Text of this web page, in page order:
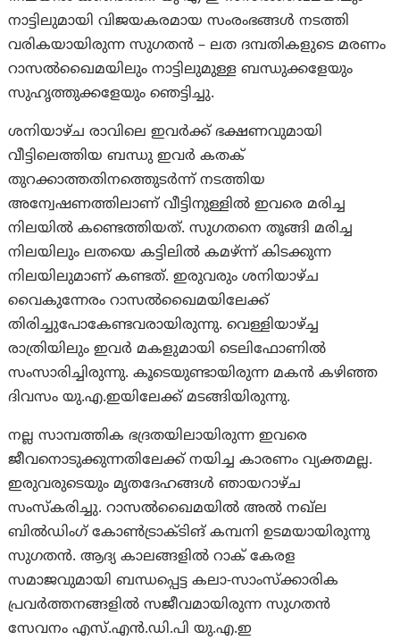
നാട്ടിലുമായി വിജയകരമായ സംരംഭങ്ങള്‍ നടത്തി
വരികയായിരുന്ന സുഗതന്‍ – ലത ദമ്പതികളുടെ മരണം
റാസല്‍‌ഖൈമയിലും നാട്ടിലുമുള്ള ബന്ധുക്കളേയും
സുഹൃത്തുക്കളേയും ഞെട്ടിച്ചു.
ശനിയാഴ്ച രാവിലെ ഇവര്‍ക്ക് ഭക്ഷണവുമായി
വീട്ടിലെത്തിയ ബന്ധു ഇവര്‍ കതക്
തുറക്കാത്തതിനത്തെുടര്‍ന്ന് നടത്തിയ
അന്വേഷണത്തിലാണ് വീട്ടിനുള്ളില്‍ ഇവരെ മരിച്ച
നിലയില്‍ കണ്ടെത്തിയത്. സുഗതനെ തൂങ്ങി മരിച്ച
നിലയിലും ലതയെ കട്ടിലില്‍ കമഴ്ന്ന് കിടക്കുന്ന
നിലയിലുമാണ് കണ്ടത്. ഇരുവരും ശനിയാഴ്ച
വൈകുന്നേരം റാസല്‍ഖൈമയിലേക്ക്
തിരിച്ചുപോകേണ്ടവരായിരുന്നു. വെള്ളിയാഴ്ച്ച
രാത്രിയിലും ഇവർ മകളുമായി ടെലിഫോണിൽ
സംസാരിച്ചിരുന്നു. കൂടെയുണ്ടായിരുന്ന മകന്‍ കഴിഞ്ഞ
ദിവസം യു.എ.ഇയിലേക്ക് മടങ്ങിയിരുന്നു.
നല്ല സാമ്പത്തിക ഭദ്രതയിലായിരുന്ന ഇവരെ
ജീവനൊടുക്കുന്നതിലേക്ക് നയിച്ച കാരണം വ്യക്തമല്ല.
ഇരുവരുടെയും മൃതദേഹങ്ങള്‍ ഞായറാഴ്ച
സംസ്കരിച്ചു. റാസല്‍ഖൈമയില്‍ അല്‍ നഖ്ല
ബില്‍ഡിംഗ് കോണ്‍ട്രാക്ടിങ് കമ്പനി ഉടമയായിരുന്നു
സുഗതന്‍. ആദ്യ കാലങ്ങളില്‍ റാക് കേരള
സമാജവുമായി ബന്ധപ്പെട്ട കലാ-സാംസ്ക്കാരിക
പ്രവര്‍ത്തനങ്ങളില്‍ സജീവമായിരുന്ന സുഗതന്‍
സേവനം എസ്.എന്‍.ഡി.പി യു.എ.ഇ